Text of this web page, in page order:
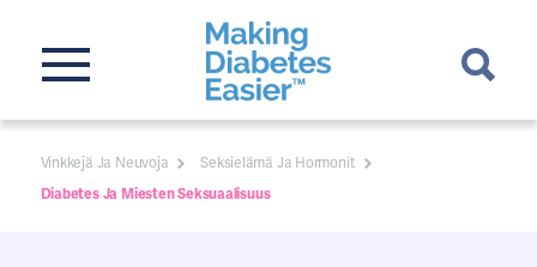
Vinkkejä Ja Neuvoja
Seksielämä Ja Hormonit
Diabetes Ja Miesten Seksuaalisuus